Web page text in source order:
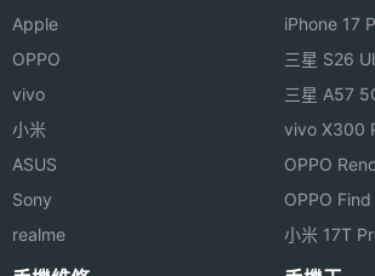
Apple
OPPO
vivo
小米
ASUS
Sony
realme
iPhone 17
三星 S26
三星 A57
vivo X300
OPPO
OPPO
小米 17T